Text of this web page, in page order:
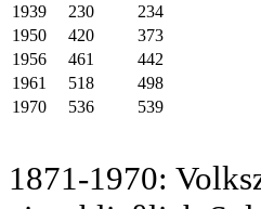
1939
230
234
1950
420
373
1956
461
442
1961
518
498
1970
536 539
1871-1970: